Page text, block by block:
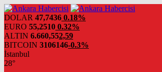
DOLAR 47,7436 0.18%
EURO 55,2510 0.32%
ALTIN 6.660,552,59
BITCOIN 3106146-0.3%
İstanbul
28°